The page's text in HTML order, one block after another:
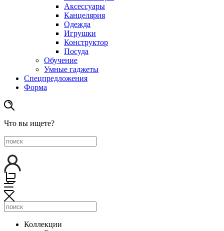
Аксессуары
Канцелярия
Одежда
Игрушки
Конструктор
Посуда
Обучение
Умные гаджеты
Спецпредложения
Форма
Что вы ищете?
Коллекции